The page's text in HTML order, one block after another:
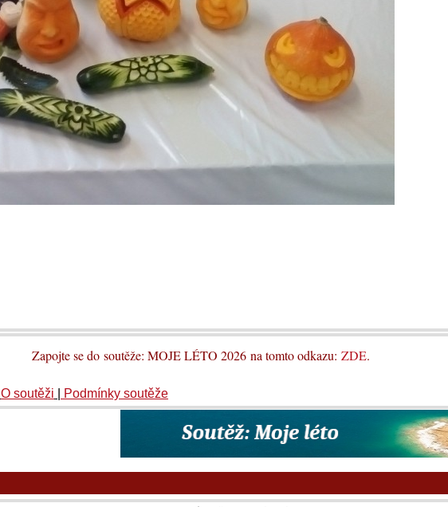
Zapojte se do soutěže: MOJE LÉTO 2026 na tomto odkazu: ZDE.
O soutěži Podmínky soutěže